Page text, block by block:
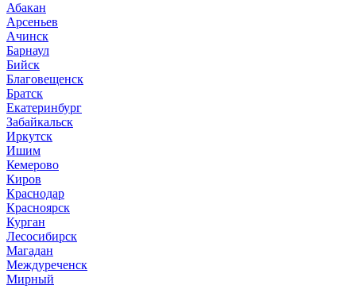
Абакан
Арсеньев
Ачинск
Барнаул
Бийск
Благовещенск
Братск
Екатеринбург
Забайкальск
Иркутск
Ишим
Кемерово
Киров
Краснодар
Красноярск
Курган
Лесосибирск
Магадан
Междуреченск
Мирный